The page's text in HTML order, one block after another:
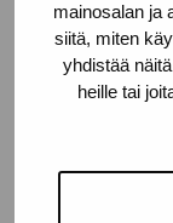
mainosalan ja
siitä, miten
yhdistää
heille tai